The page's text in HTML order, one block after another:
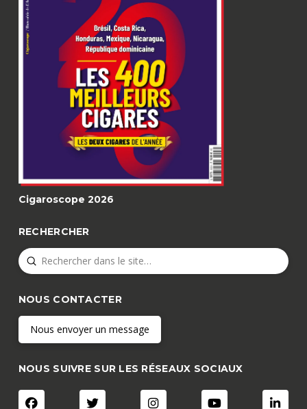
Cigaroscope 2026
RECHERCHER
Search
Submit
NOUS CONTACTER
Nous envoyer un message
NOUS SUIVRE SUR LES RÉSEAUX SOCIAUX